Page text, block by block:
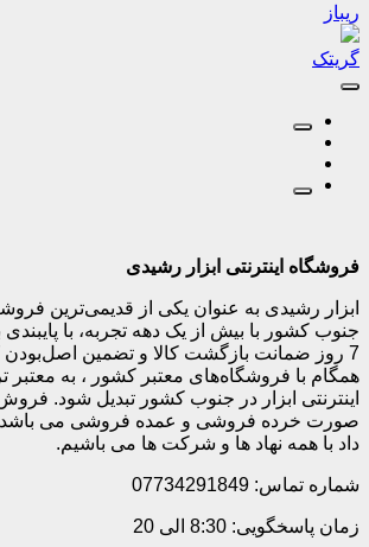
ریباز
گریتک
فروشگاه اینترنتی ابزار رشیدی
ابزار رشیدی به عنوان یکی از قدیمی‌ترین
جنوب کشور با بیش از یک دهه تجربه، با
7 روز ضمانت بازگشت کالا و تضمین اصل‌بودن
همگام با فروشگاه‌های معتبر کشور ، به معتبر
اینترنتی ابزار در جنوب کشور تبدیل شود. فروش
صورت خرده فروشی و عمده فروشی می باشد و
داد با همه نهاد ها و شرکت ها می باشیم.
شماره تماس: 07734291849
زمان پاسخگویی: 8:30 الی 20